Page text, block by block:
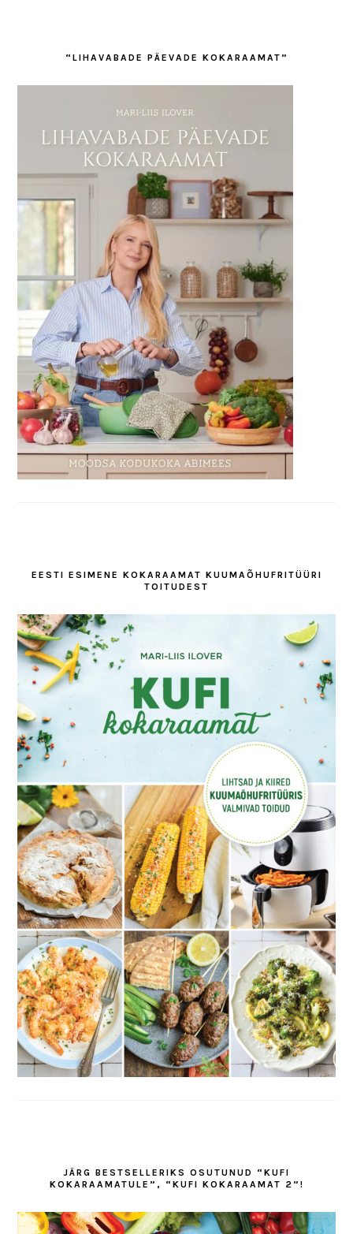
“LIHAVABADE PÄEVADE KOKARAAMAT”
EESTI ESIMENE KOKARAAMAT KUUMAÕHUFRITÜÜRI
TOITUDEST
JÄRG BESTSELLERIKS OSUTUNUD “KUFI
KOKARAAMATULE”, “KUFI KOKARAAMAT 2”!